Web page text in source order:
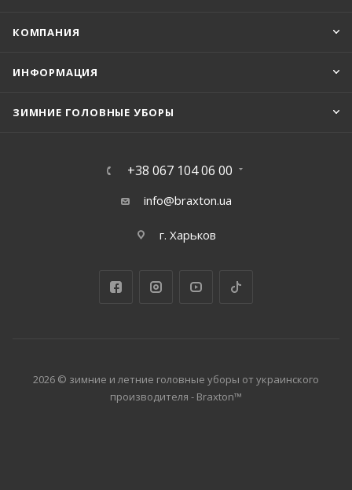
КОМПАНИЯ
ИНФОРМАЦИЯ
ЗИМНИЕ ГОЛОВНЫЕ УБОРЫ
+38 067 104 06 00
info@braxton.ua
г. Харьков
2026 © зимние и летние головные уборы от украинского
производителя - Braxton™